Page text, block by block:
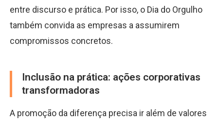
entre discurso e prática. Por isso, o Dia do Orgulho
também convida as empresas a assumirem
compromissos concretos.
Inclusão na prática: ações corporativas
transformadoras
A promoção da diferença precisa ir além de valores